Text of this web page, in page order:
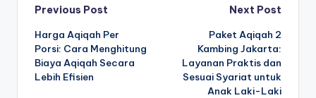
Post
navigation
Previous Post
Harga Aqiqah Per
Porsi: Cara Menghitung
Biaya Aqiqah Secara
Lebih Efisien
Next Post
Paket Aqiqah 2
Kambing Jakarta:
Layanan Praktis dan
Sesuai Syariat untuk
Anak Laki-Laki